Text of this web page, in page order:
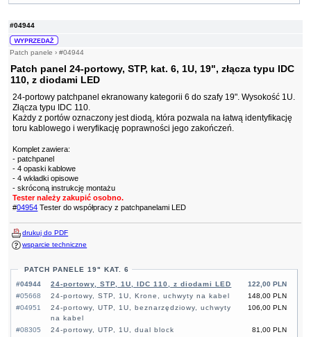
#04944
Patch panele ›#04944
Patch panel 24-portowy, STP, kat. 6, 1U, 19", złącza typu IDC
110, z diodami LED
24-portowy patchpanel ekranowany kategorii 6 do szafy 19". Wysokość 1U.
Złącza typu IDC 110.
Każdy z portów oznaczony jest diodą, która pozwala na łatwą identyfikację
toru kablowego i weryfikację poprawności jego zakończeń.
Komplet zawiera:
- patchpanel
- 4 opaski kablowe
- 4 wkładki opisowe
- skróconą instrukcję montażu
Tester należy zakupić osobno.
#04954 Tester do współpracy z patchpanelami LED
drukuj do PDF
wsparcie techniczne
PATCH PANELE 19" KAT. 6
#04944
122,00 PLN
24-portowy, STP, 1U, IDC 110, z diodami LED
#05668
148,00 PLN
24-portowy, STP, 1U, Krone, uchwyty na kabel
#04951
106,00 PLN
24-portowy, UTP, 1U, beznarzędziowy, uchwyty
na kabel
#08305
81,00 PLN
24-portowy, UTP, 1U, dual block